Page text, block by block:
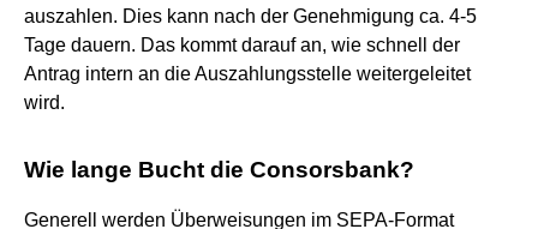
auszahlen. Dies kann nach der Genehmigung ca. 4-5
Tage dauern. Das kommt darauf an, wie schnell der
Antrag intern an die Auszahlungsstelle weitergeleitet
wird.
Wie lange Bucht die Consorsbank?
Generell werden Überweisungen im SEPA-Format